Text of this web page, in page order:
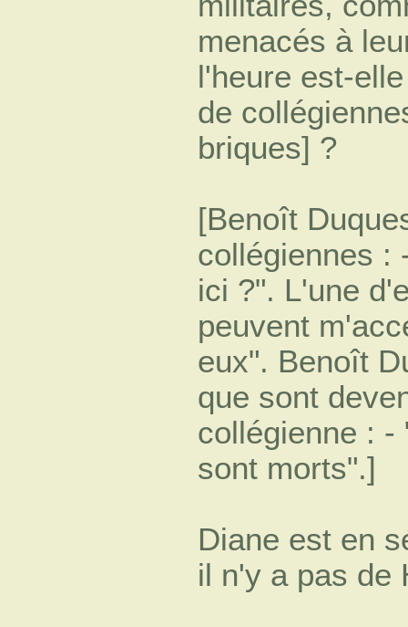
menacés à
l'heure est-
de
briques] ?
[Benoît
collégiennes :
ici ?". L'une
peuvent
eux". Benoît
que sont
collégienne :
sont morts".]
Diane est en
il n'y a pas de